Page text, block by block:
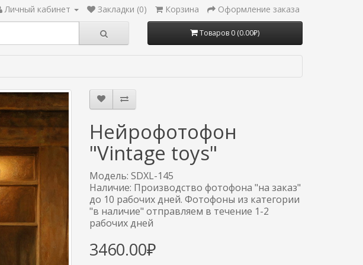
Личный кабинет Закладки (0) Корзина Оформление заказа
Товаров 0 (0.00₽)
Нейрофотофон
"Vintage toys"
Модель: SDXL-145
Наличие: Производство фотофона "на заказ"
до 10 рабочих дней. Фотофоны из категории
"в наличие" отправляем в течение 1-2
рабочих дней
3460.00₽